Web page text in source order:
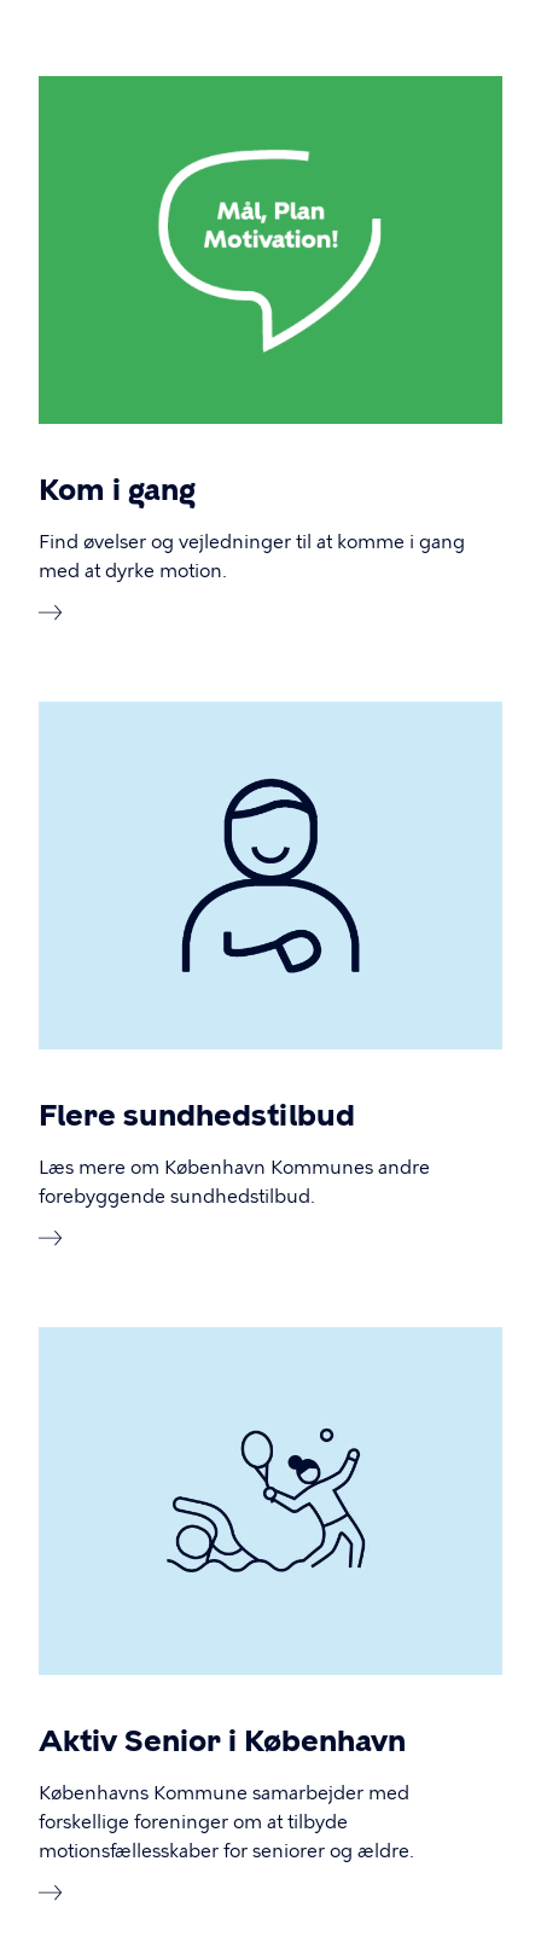
Kom i gang
Find øvelser og vejledninger til at komme i gang
med at dyrke motion.
Flere sundhedstilbud
Læs mere om København Kommunes andre
forebyggende sundhedstilbud.
Aktiv Senior i København
Københavns Kommune samarbejder med
forskellige foreninger om at tilbyde
motionsfællesskaber for seniorer og ældre.